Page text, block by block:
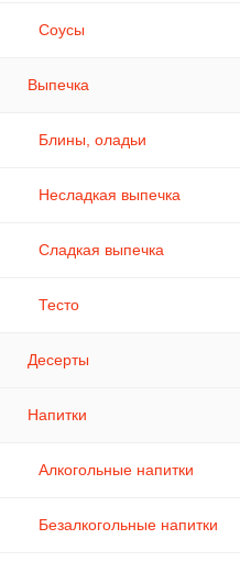
Соусы
Выпечка
Блины, оладьи
Несладкая выпечка
Сладкая выпечка
Тесто
Десерты
Напитки
Алкогольные напитки
Безалкогольные напитки